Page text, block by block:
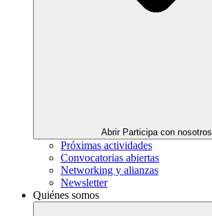
Abrir Participa con nosotros
Próximas actividades
Convocatorias abiertas
Networking y alianzas
Newsletter
Quiénes somos